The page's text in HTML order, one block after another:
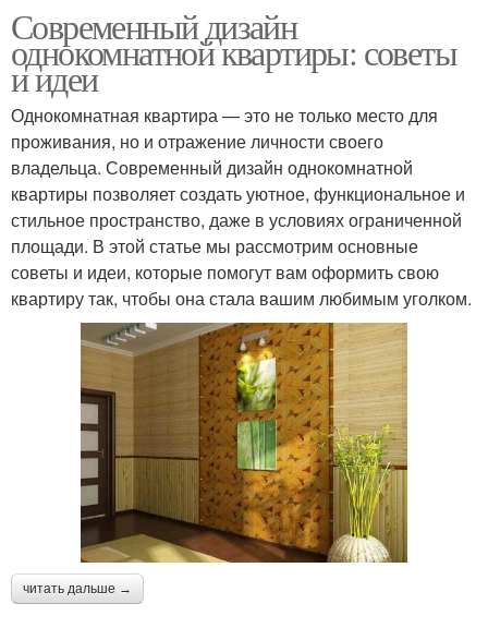
Современный дизайн
однокомнатной квартиры: советы
и идеи
Однокомнатная квартира — это не только место для
проживания, но и отражение личности своего
владельца. Современный дизайн однокомнатной
квартиры позволяет создать уютное, функциональное и
стильное пространство, даже в условиях ограниченной
площади. В этой статье мы рассмотрим основные
советы и идеи, которые помогут вам оформить свою
квартиру так, чтобы она стала вашим любимым уголком.
читать дальше →